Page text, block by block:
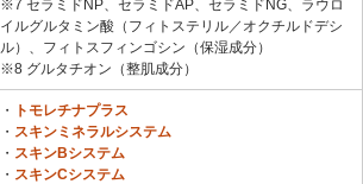
※7 セラミドNP、セラミドAP、セラミドNG、ラウロ
イルグルタミン酸（フィトステリル／オクチルドデシ
ル）、フィトスフィンゴシン（保湿成分）
※8 グルタチオン（整肌成分）
・
トモレチナプラス
・ スキンミネラルシステム
・ スキンBシステム
・ スキンCシステム